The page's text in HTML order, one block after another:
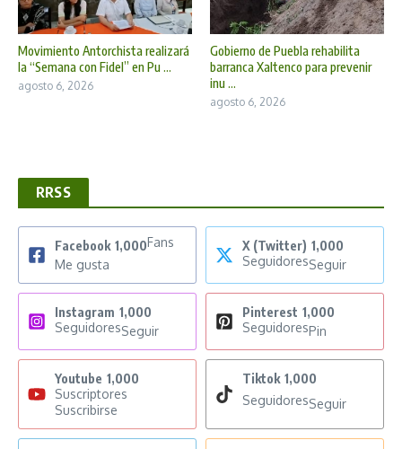
Movimiento Antorchista realizará
la “Semana con Fidel” en Pu ...
agosto 6, 2026
Gobierno de Puebla rehabilita
barranca Xaltenco para prevenir
inu ...
agosto 6, 2026
RRSS
Facebook 1,000Fans
Me gusta
X (Twitter) 1,000
SeguidoresSeguir
Instagram 1,000
SeguidoresSeguir
Pinterest 1,000
SeguidoresPin
Youtube 1,000
Suscriptores
Suscribirse
Tiktok 1,000
SeguidoresSeguir